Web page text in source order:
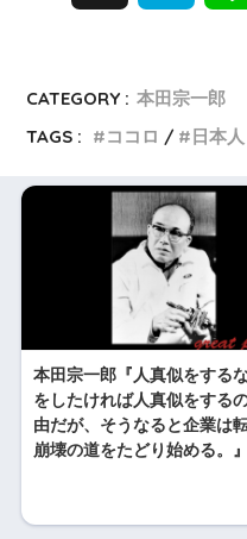
t
e
n
CATEGORY : 本田宗一郎
TAGS :
ココロ 日本人
本田宗一郎『人真似をする
をしたければ人真似をする
由だが、そうなると企業は
崩壊の道をたどり始める。』